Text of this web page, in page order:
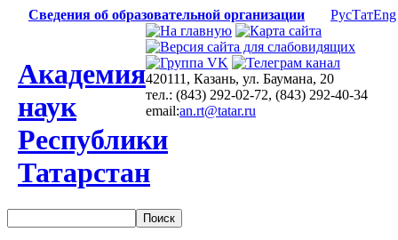
Сведения об образовательной организации РусТатEng
Академия
наук
Республики
Татарстан
420111, Казань, ул. Баумана, 20
тел.: (843) 292-02-72, (843) 292-40-34
email:an.rt@tatar.ru